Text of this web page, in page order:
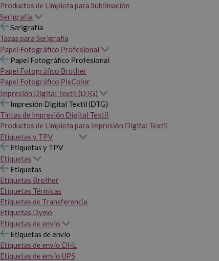
Productos de Limpieza para Sublimación
Serigrafía
Serigrafía
Tazas para Serigrafia
Papel Fotográfico Profesional
Papel Fotográfico Profesional
Papel Fotográfico Brother
Papel Fotográfico PixColor
Impresión Digital Textil (DTG)
Impresión Digital Textil (DTG)
Tintas de Impresión Digital Textil
Productos de Limpieza para Impresión Digital Textil
Etiquetas y TPV
Etiquetas y TPV
Etiquetas
Etiquetas
Etiquetas Brother
Etiquetas Térmicas
Etiquetas de Transferencia
Etiquetas Dymo
Etiquetas de envío
Etiquetas de envío
Etiquetas de envío DHL
Etiquetas de envío UPS